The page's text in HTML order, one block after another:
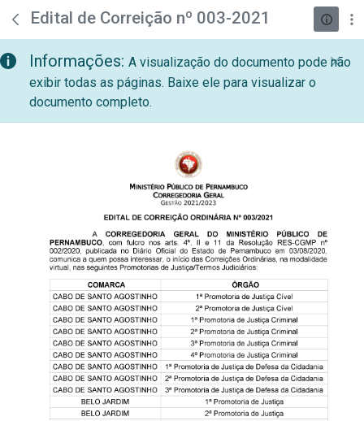
Pular para o Conteúdo principal
teste descricao
Edital de Correição nº 003-2021
Informações: A visualização do documento pode não
exibir todas as páginas. Baixe ele para visualizar o
documento completo.